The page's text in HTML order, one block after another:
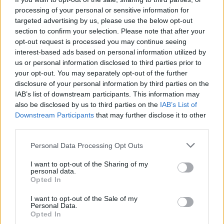
processing of your personal or sensitive information for
targeted advertising by us, please use the below opt-out
section to confirm your selection. Please note that after your
opt-out request is processed you may continue seeing
interest-based ads based on personal information utilized by
us or personal information disclosed to third parties prior to
your opt-out. You may separately opt-out of the further
disclosure of your personal information by third parties on the
IAB’s list of downstream participants. This information may
also be disclosed by us to third parties on the IAB’s List of
Downstream Participants that may further disclose it to other
Personal Data Processing Opt Outs
I want to opt-out of the Sharing of my
personal data.
Opted In
I want to opt-out of the Sale of my
Personal Data.
Opted In
dwie. Moje pytanie brzmi jakie jest ryzyko ciąży
w tym przypadku biorąc pod uwagę ten
stosunek z czwartku.
gość
Macica
Witam od miesiąca wystaje mi coś z pochwy
myślę że to macica nie mogę utrzymać moczu
czy będzie konieczny zabieg
Forum: Ginekologia - forum dla rodziny i
pacjentki
Tematy miesiączka ginekologia
Reklama: